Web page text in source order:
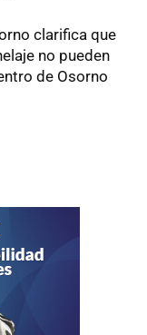
clarifica que
no pueden
de Osorno